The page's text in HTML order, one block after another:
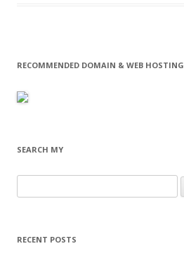
RECOMMENDED DOMAIN & WEB HOSTING
SEARCH MY
for:
RECENT POSTS